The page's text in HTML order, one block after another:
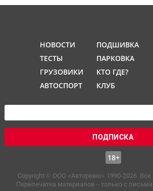
НОВОСТИ
ТЕСТЫ
ГРУЗОВИКИ
АВТОСПОРТ
ПОДШИВКА
ПАРКОВКА
КТО ГДЕ?
КЛУБ
ПОДПИСКА
18+
Copyright © OOO «Авторевю» 1990-2026.
Перепечатка материалов – только с